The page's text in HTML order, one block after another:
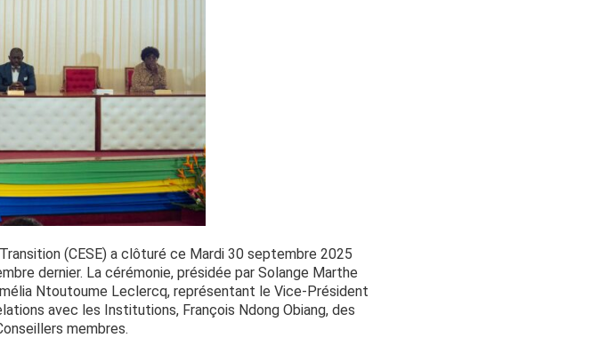
(CESE) a clôturé ce Mardi 30 septembre 2025
dernier. La cérémonie, présidée par Solange Marthe
Ntoutoume Leclercq, représentant le Vice-Président
avec les Institutions, François Ndong Obiang, des
membres.